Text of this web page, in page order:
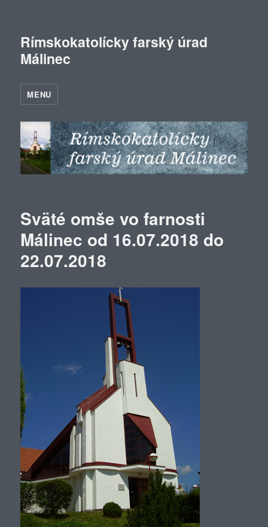
Rímskokatolícky farský úrad
Málinec
MENU
Sväté omše vo farnosti
Málinec od 16.07.2018 do
22.07.2018